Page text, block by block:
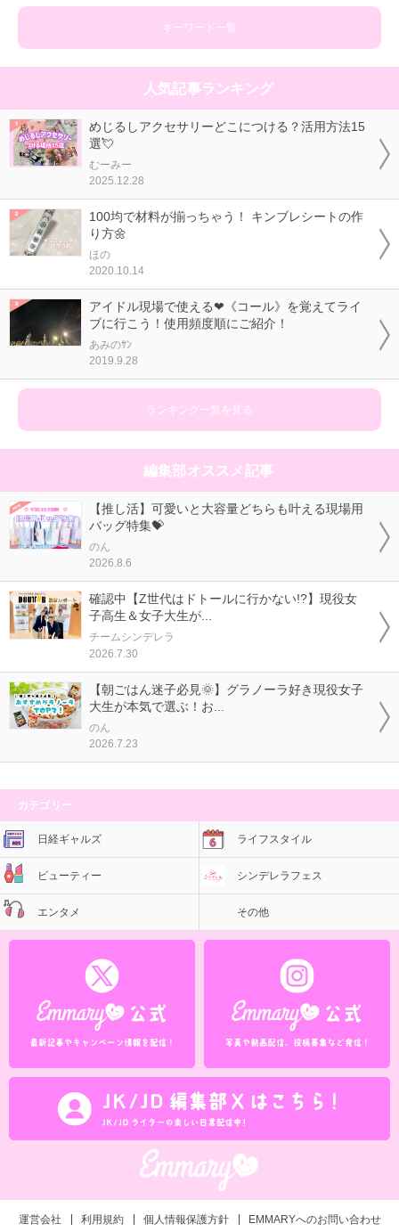
キーワード一覧
人気記事ランキング
めじるしアクセサリーどこにつける？活用方法15
選💘
むーみー
2025.12.28
100均で材料が揃っちゃう！ キンブレシートの作
り方🌼
ほの
2020.10.14
アイドル現場で使える❤《コール》を覚えてライ
ブに行こう！使用頻度順にご紹介！
あみのｻﾝ
2019.9.28
ランキング一覧を見る
編集部オススメ記事
【推し活】可愛いと大容量どちらも叶える現場用
バッグ特集💝
のん
2026.8.6
確認中【Z世代はドトールに行かない!?】現役女
子高生＆女子大生が...
チームシンデレラ
2026.7.30
【朝ごはん迷子必見🌞】グラノーラ好き現役女子
大生が本気で選ぶ！お...
のん
2026.7.23
カテゴリー
日経ギャルズ ライフスタイル
ビューティー シンデレラフェス
エンタメ その他
運営会社 利用規約 個人情報保護方針 EMMARYへのお問い合わせ